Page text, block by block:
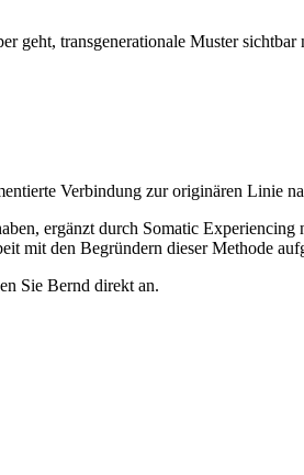
transgenerationale Muster
Verbindung zur originären Linie
ergänzt durch Somatic Experiencing
mit den Begründern dieser Methode
Sie Bernd direkt an.